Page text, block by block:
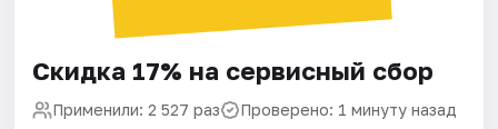
Скидка 17% на сервисный сбор
Применили: 2 527 раз Проверено: 1 минуту назад